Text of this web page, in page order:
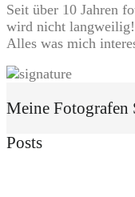
Seit über 10 Jahren
wird nicht
Alles was mich
Meine Fotografen
Posts